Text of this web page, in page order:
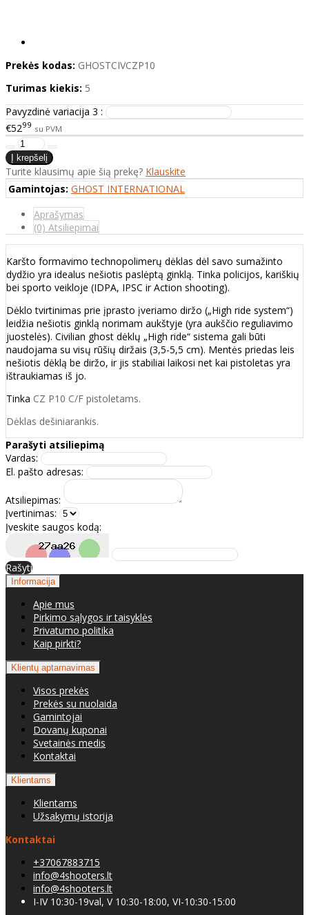
Prekės kodas: GHOSTCIVCZP10
Turimas kiekis: 5
Pavyzdinė variacija 3 :
€5299 su PVM
Turite klausimų apie šią prekę? Klauskite
Gamintojas: GHOST INTERNATIONAL
Aprašymas
(0) Atsiliepimai
Karšto formavimo technopolimerų dėklas dėl savo sumažinto
dydžio yra idealus nešiotis paslėptą ginklą. Tinka policijos, kariškių
bei sporto veikloje (IDPA, IPSC ir Action shooting).
Dėklo tvirtinimas prie įprasto įveriamo diržo („High ride system“)
leidžia nešiotis ginklą norimam aukštyje (yra aukščio reguliavimo
juostelės). Civilian ghost dėklų „High ride“ sistema gali būti
naudojama su visų rūšių diržais (3,5-5,5 cm). Mentės priedas leis
nešiotis dėklą be diržo, ir jis stabiliai laikosi net kai pistoletas yra
ištraukiamas iš jo.
Tinka CZ P10 C/F pistoletams.
Dėklas dešiniarankis.
Parašyti atsiliepimą
Vardas:
El. pašto adresas:
Atsiliepimas:
Įvertinimas:
Įveskite saugos kodą:
Rašyti
Informacija
Apie mus
Pirkimo sąlygos ir taisyklės
Privatumo politika
Kaip pirkti?
Klientų aptarnavimas
Visos prekės
Prekės su nuolaida
Gamintojai
Dovanų kuponai
Svetainės medis
Kontaktai
Klientams
Klientams
Užsakymų istorija
Kontaktai
+37067883715
info@4shooters.lt
info@4shooters.lt
I-IV 10:30-19val, V 10:30-18:00, VI-10:30-15:00